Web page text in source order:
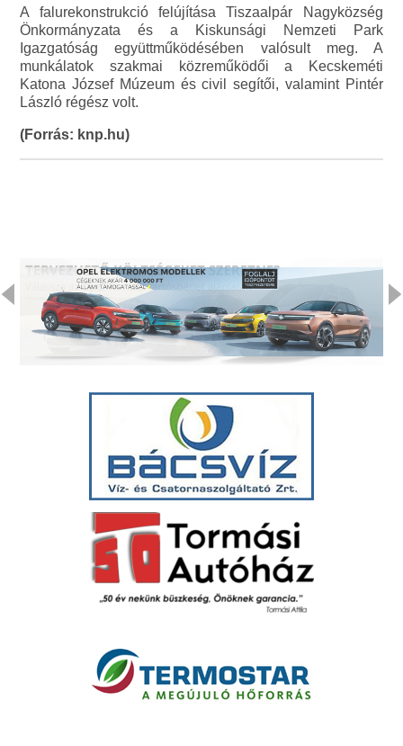
A falurekonstrukció felújítása Tiszaalpár Nagyközség
Önkormányzata és a Kiskunsági Nemzeti Park
Igazgatóság együttműködésében valósult meg. A
munkálatok szakmai közreműködői a Kecskeméti
Katona József Múzeum és civil segítői, valamint Pintér
László régész volt.
(Forrás: knp.hu)